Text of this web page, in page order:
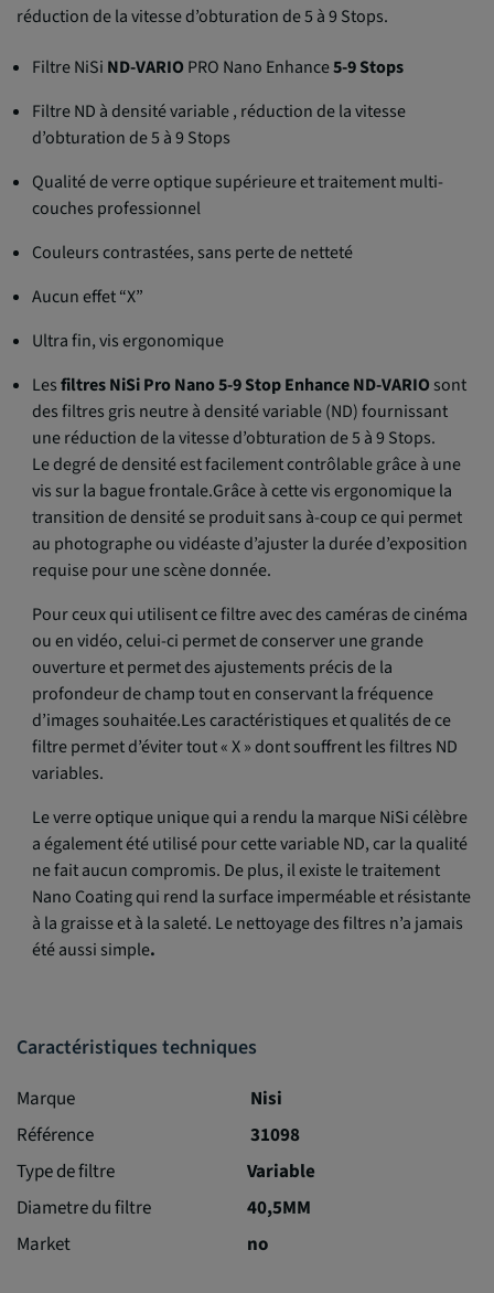
réduction de la vitesse d’obturation de 5 à 9 Stops.
Filtre NiSi ND-VARIO PRO Nano Enhance5-9 Stops
Filtre ND à densité variable , réduction de la vitesse
d’obturation de 5 à 9 Stops
Qualité de verre optique supérieure et traitement multi-
couches professionnel
Couleurs contrastées, sans perte de netteté
Aucun effet “X”
Ultra fin, vis ergonomique
Lesfiltres NiSi Pro Nano 5-9 Stop Enhance ND-VARIO sont
des filtres gris neutre à densité variable (ND) fournissant
une réduction de la vitesse d’obturation de 5 à 9 Stops.
Le degré de densité est facilement contrôlable grâce à une
vis sur la bague frontale.Grâce à cette vis ergonomique la
transition de densité se produit sans à-coup ce qui permet
au photographe ou vidéaste d’ajuster la durée d’exposition
requise pour une scène donnée.
Pour ceux qui utilisent ce filtre avec des caméras de cinéma
ou en vidéo, celui-ci permet de conserver une grande
ouverture et permet des ajustements précis de la
profondeur de champ tout en conservant la fréquence
d’images souhaitée.Les caractéristiques et qualités de ce
filtre permet d’éviter tout « X » dont souffrent les filtres ND
variables.
Le verre optique unique qui a rendu la marque NiSi célèbre
a également été utilisé pour cette variable ND, car la qualité
ne fait aucun compromis. De plus, il existe le traitement
Nano Coating qui rend la surface imperméable et résistante
à la graisse et à la saleté. Le nettoyage des filtres n’a jamais
été aussi simple.
Caractéristiques techniques
Marque
Nisi
Référence
31098
Type de filtre
Variable
Diametre du filtre
40,5MM
Market
no